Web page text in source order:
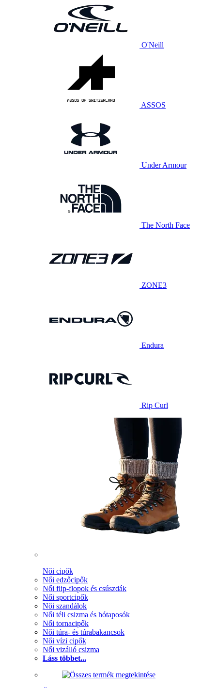
O'Neill
ASSOS
Under Armour
The North Face
ZONE3
Endura
Rip Curl
Női cipők
Női edzőcipők
Női flip-flopok és csúszdák
Női sportcipők
Női szandálok
Női téli csizma és hótaposók
Női tornacipők
Női túra- és túrabakancsok
Női vízi cipők
Női vizálló csizma
Láss többet...